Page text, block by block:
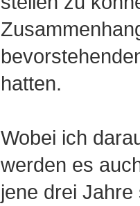
hatten.
Wobei ich
werden es
jene drei